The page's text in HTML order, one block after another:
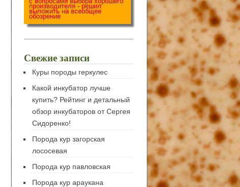
производителя - решил
выложить на всеобщее
обозрение
Свежие записи
Куры породы геркулес
Какой инкубатор лучше
купить? Рейтинг и детальный
обзор инкубаторов от Сергея
Сидоренко!
Порода кур загорская
лососевая
Порода кур павловская
Порода кур араукана